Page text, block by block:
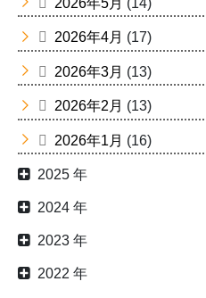
2026年4月 (17)
2026年3月 (13)
2026年2月 (13)
2026年1月 (16)
2025 年
2024 年
2023 年
2022 年